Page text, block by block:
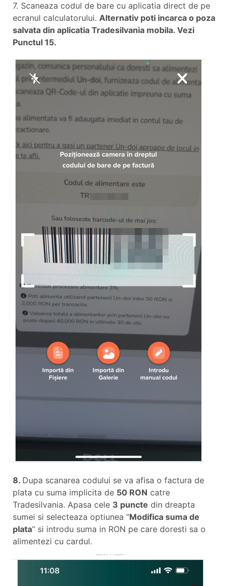
7. Scaneaza codul de bare cu aplicatia direct de pe
ecranul calculatorului. Alternativ poti incarca o poza
salvata din aplicatia Tradesilvania mobila. Vezi
Punctul 15.
8. Dupa scanarea codului se va afisa o factura de
plata cu suma implicita de 50 RON catre
Tradesilvania. Apasa cele 3 puncte din dreapta
sumei si selecteaza optiunea “Modifica suma de
plata” si introdu suma in RON pe care doresti sa o
alimentezi cu cardul.